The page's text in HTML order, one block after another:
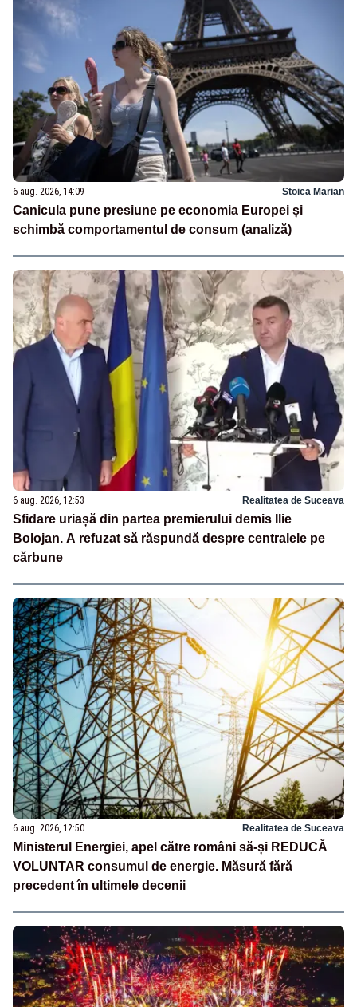
6 aug. 2026, 14:09 Stoica Marian
Canicula pune presiune pe economia Europei și
schimbă comportamentul de consum (analiză)
6 aug. 2026, 12:53 Realitatea de Suceava
Sfidare uriașă din partea premierului demis Ilie
Bolojan. A refuzat să răspundă despre centralele pe
cărbune
6 aug. 2026, 12:50 Realitatea de Suceava
Ministerul Energiei, apel către români să-și REDUCĂ
VOLUNTAR consumul de energie. Măsură fără
precedent în ultimele decenii